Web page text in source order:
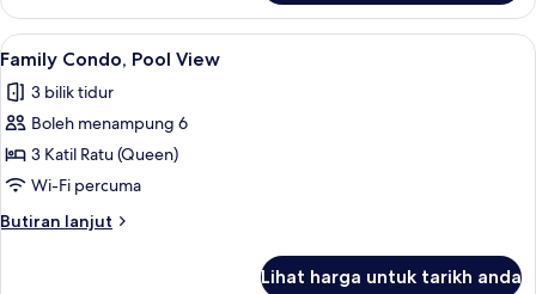
Condo,
Mountain
View
Lihat
semua
foto
untuk
Family
Condo,
Pool
View
Family Condo, Pool View | Ruang
7
Family Condo, Pool View
3 bilik tidur
Boleh menampung 6
3 Katil Ratu (Queen)
Wi-Fi percuma
Butiran lanjut
Butiran
Lihat harga untuk tarikh anda